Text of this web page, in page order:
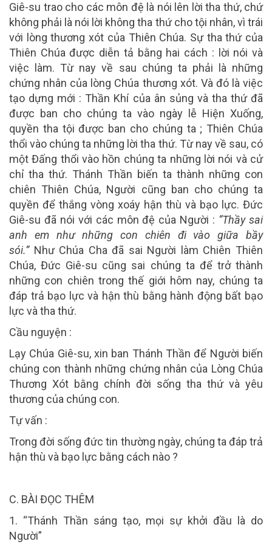
Giê-su trao cho các môn đệ là nói lên lời tha thứ, chứ
không phải là nói lời không tha thứ cho tội nhân, vì trái
với lòng thương xót của Thiên Chúa. Sự tha thứ của
Thiên Chúa được diễn tả bằng hai cách : lời nói và
việc làm. Từ nay về sau chúng ta phải là những
chứng nhân của lòng Chúa thương xót. Và đó là việc
tạo dựng mới : Thần Khí của ân sủng và tha thứ đã
được ban cho chúng ta vào ngày lễ Hiện Xuống,
quyền tha tội được ban cho chúng ta ; Thiên Chúa
thổi vào chúng ta những lời tha thứ. Từ nay về sau, có
một Đấng thổi vào hồn chúng ta những lời nói và cử
chỉ tha thứ. Thánh Thần biến ta thành những con
chiên Thiên Chúa, Người cũng ban cho chúng ta
quyền để thắng vòng xoáy hận thù và bạo lực. Đức
Giê-su đã nói với các môn đệ của Người : “Thầy sai
anh em như những con chiên đi vào giữa bầy
sói.”Như Chúa Cha đã sai Người làm Chiên Thiên
Chúa, Đức Giê-su cũng sai chúng ta để trở thành
những con chiên trong thế giới hôm nay, chúng ta
đáp trả bạo lực và hận thù bằng hành động bất bạo
lực và tha thứ.
Cầu nguyện :
Lạy Chúa Giê-su, xin ban Thánh Thần để Người biến
chúng con thành những chứng nhân của Lòng Chúa
Thương Xót bằng chính đời sống tha thứ và yêu
thương của chúng con.
Tự vấn :
Trong đời sống đức tin thường ngày, chúng ta đáp trả
hận thù và bạo lực bằng cách nào ?
C. BÀI ĐỌC THÊM
1. “Thánh Thần sáng tạo, mọi sự khởi đầu là do
Người”